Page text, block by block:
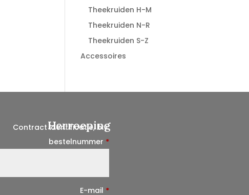
Theekruiden H-M
Theekruiden N-R
Theekruiden S-Z
Accessoires
Herroeping
Contract identificatie, b.v.
bestelnummer *
E-mail *